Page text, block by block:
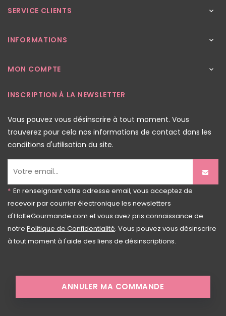
SERVICE CLIENTS 
INFORMATIONS 
MON COMPTE 
INSCRIPTION À LA NEWSLETTER
Vous pouvez vous désinscrire à tout moment. Vous
trouverez pour cela nos informations de contact dans les
conditions d'utilisation du site.
* En renseignant votre adresse email, vous acceptez de
recevoir par courrier électronique les newsletters
d'HalteGourmande.com et vous avez pris connaissance de
notre Politique de Confidentialité. Vous pouvez vous désinscrire
à tout moment à l'aide des liens de désinscriptions.
ANNULER MA COMMANDE